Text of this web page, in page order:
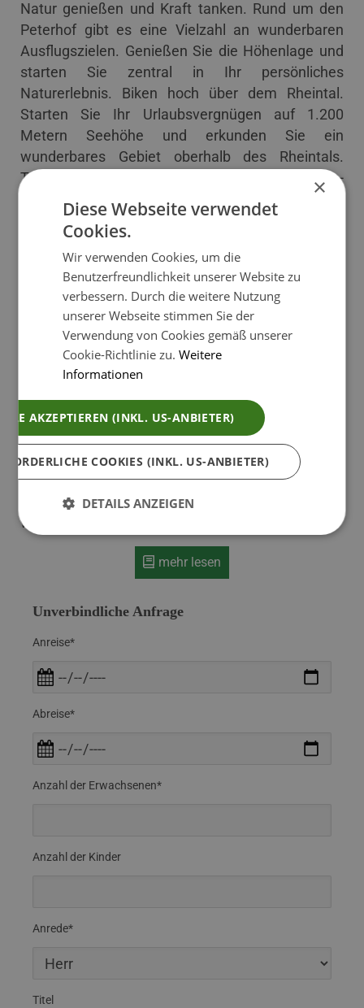
Natur genießen und Kraft tanken. Rund um den
Peterhof gibt es eine Vielzahl an wunderbaren
Ausflugszielen. Genießen Sie die Höhenlage und
starten Sie zentral in Ihr persönliches
Naturerlebnis. Biken hoch über dem Rheintal.
Starten Sie Ihr Urlaubsvergnügen auf 1.200
Metern Seehöhe und erkunden Sie ein
wunderbares Gebiet oberhalb des Rheintals.
Tagsüber erklimmen Sie ausgewählte Bike-
Touren im Hochgebirge und abends genießen Sie
in Ihrem Chalet die Gemütlichkeit und den
Ausblick über die umliegende Bergwelt.
Entspannung & Wellness hoch über dem Vorarlberger
Rheintal
Auch der Wohlfühlfaktor soll in ihrem Urlaub nicht
zu kurz kommen. Genießen Sie die Ruhe und
Erholung mit Blick auf die romantische
der Gesundmacherei rund um John Ludescher
verwöhnen und wählen Sie eine von vielen
Massagearten aus. In den Peterhof Chalets öffnet
sich ein Raum, in dem die Balance zwischen
Privatheit und Behütetsein einfühlsam gehalten
wird.
mehr lesen
Unverbindliche Anfrage
Anreise*
Abreise*
Anzahl der Erwachsenen*
Anzahl der Kinder
Anrede*
Titel
×
Diese Webseite verwendet
Cookies.
Wir verwenden Cookies, um die
Benutzerfreundlichkeit unserer Website zu
verbessern. Durch die weitere Nutzung
unserer Webseite stimmen Sie der
Verwendung von Cookies gemäß unserer
Cookie-Richtlinie zu.Weitere
Informationen
AKZEPTIEREN (INKL. US-ANBIETER)
COOKIES (INKL. US-ANBIETER)
DETAILS ANZEIGEN